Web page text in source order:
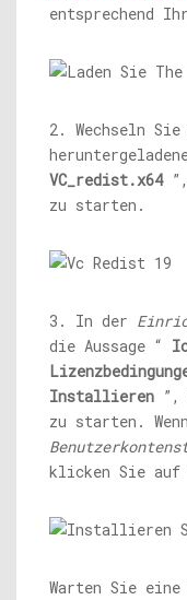
entsprechend
2. Wechseln
VC_redist.x64”,
zu starten.
3. In der
die Aussage “
Installieren ”,
zu starten.
klicken Sie auf
Warten Sie eine